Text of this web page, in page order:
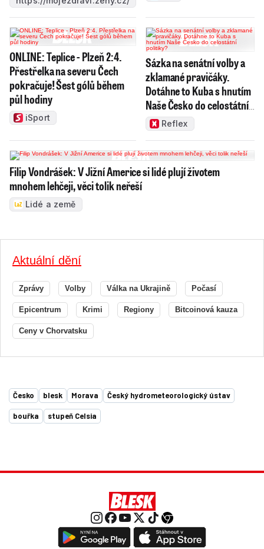
ONLINE: Teplice - Plzeň 2:4.
Přestřelka na severu Čech
pokračuje! Šest gólů během
půl hodiny
iSport
Sázka na senátní volby a
zklamané pravičáky.
Dotáhne to Kuba s hnutím
Naše Česko do celostátní
politiky?
Reflex
Filip Vondrášek: V Jižní Americe si lidé plují životem
mnohem lehčeji, věci tolik neřeší
Lidé a země
Aktuální dění
Zprávy Volby Válka na Ukrajině Počasí
Epicentrum Krimi Regiony Bitcoinová kauza
Ceny v Chorvatsku
Česko blesk Morava Český hydrometeorologický ústav
bouřka stupeň Celsia